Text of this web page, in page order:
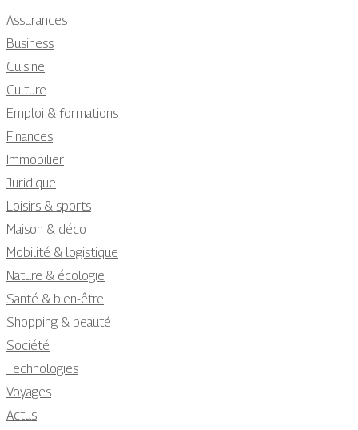
Assurances
Business
Cuisine
Culture
Emploi & formations
Finances
Immobilier
Juridique
Loisirs & sports
Maison & déco
Mobilité & logistique
Nature & écologie
Santé & bien-être
Shopping & beauté
Société
Technologies
Voyages
Actus